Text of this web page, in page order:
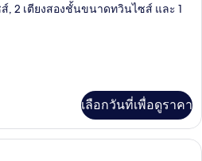
ส์, 2 เตียงสองชั้นขนาดทวินไซส์ และ 1
เลือกวันที่เพื่อดูราคา